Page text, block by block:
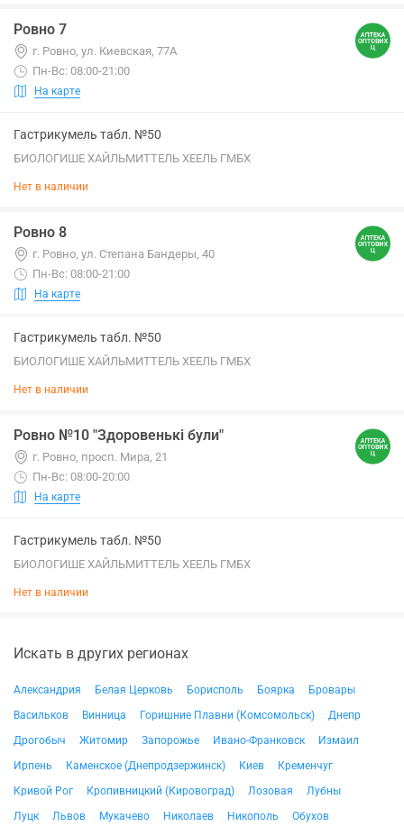
Ровно 7
г. Ровно, ул. Киевская, 77А
Пн-Вс: 08:00-21:00
На карте
Гастрикумель табл. №50
БИОЛОГИШЕ ХАЙЛЬМИТТЕЛЬ ХЕЕЛЬ ГМБХ
Нет в наличии
Ровно 8
г. Ровно, ул. Степана Бандеры, 40
Пн-Вс: 08:00-21:00
На карте
Гастрикумель табл. №50
БИОЛОГИШЕ ХАЙЛЬМИТТЕЛЬ ХЕЕЛЬ ГМБХ
Нет в наличии
Ровно №10 "Здоровенькі були"
г. Ровно, просп. Мира, 21
Пн-Вс: 08:00-20:00
На карте
Гастрикумель табл. №50
БИОЛОГИШЕ ХАЙЛЬМИТТЕЛЬ ХЕЕЛЬ ГМБХ
Нет в наличии
Искать в других регионах
Александрия Белая Церковь Борисполь Боярка
Бровары
Васильков
Винница Горишние Плавни (Комсомольск)
Днепр
Дрогобыч
Житомир Запорожье Ивано-Франковск
Измаил
Ирпень
Каменское (Днепродзержинск) Киев
Кременчуг
Кривой Рог
Кропивницкий (Кировоград) Лозовая
Лубны
Луцк
Львов Мукачево Николаев Никополь
Обухов